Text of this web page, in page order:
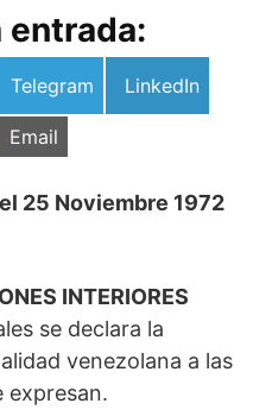
entrada:
Compartir
Telegram
Compartir
LinkedIn
Compartir
en
Email
25 Noviembre 1972
INTERIORES
se declara la
venezolana a las
expresan.